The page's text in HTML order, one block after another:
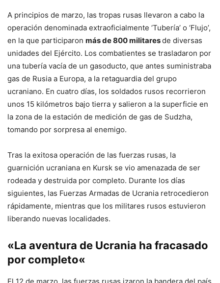
A principios de marzo, las tropas rusas llevaron a cabo la
operación denominada extraoficialmente ‘Tubería’ o ‘Flujo’,
en la que participaron más de 800 militaresde diversas
unidades del Ejército. Los combatientes se trasladaron por
una tubería vacía de un gasoducto, que antes suministraba
gas de Rusia a Europa, a la retaguardia del grupo
ucraniano. En cuatro días, los soldados rusos recorrieron
unos 15 kilómetros bajo tierra y salieron a la superficie en
la zona de la estación de medición de gas de Sudzha,
tomando por sorpresa al enemigo.
Tras la exitosa operación de las fuerzas rusas, la
guarnición ucraniana en Kursk se vio amenazada de ser
rodeada y destruida por completo. Durante los días
siguientes, las Fuerzas Armadas de Ucrania retrocedieron
rápidamente, mientras que los militares rusos estuvieron
liberando nuevas localidades.
«La aventura de Ucrania ha fracasado
por completo«
El 12 de marzo, las fuerzas rusas izaron la bandera del país